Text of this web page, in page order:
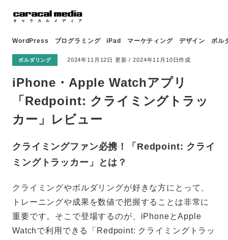
WordPress プログラミング iPad マーケティング デザイン ボル
ボルダリング 2024年11月12日 更新 / 2024年11月10日作成
iPhone・Apple Watchアプリ
「Redpoint: クライミングトラッ
カー」レビュー
クライミングファン必携！「Redpoint: クライ
ミングトラッカー」とは？
クライミングやボルダリングが好きな方にとって、
トレーニングや成果を数値で把握することは非常に
重要です。そこで登場するのが、iPhoneとApple
Watchで利用できる「Redpoint: クライミングトラッ